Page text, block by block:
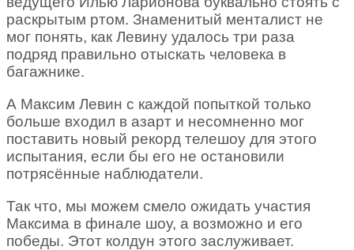
раскрытым ртом. Знаменитый менталист не
мог понять, как Левину удалось три раза
подряд правильно отыскать человека в
багажнике.
А Максим Левин с каждой попыткой только
больше входил в азарт и несомненно мог
поставить новый рекорд телешоу для этого
испытания, если бы его не остановили
потрясённые наблюдатели.
Так что, мы можем смело ожидать участия
Максима в финале шоу, а возможно и его
победы. Этот колдун этого заслуживает.